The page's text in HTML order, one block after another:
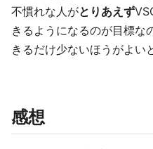
不慣れな人がとりあえず
きるようになるのが目標な
きるだけ少ないほうがよい
感想